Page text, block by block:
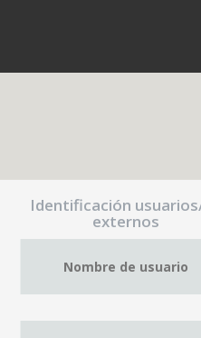
Identificación
externos